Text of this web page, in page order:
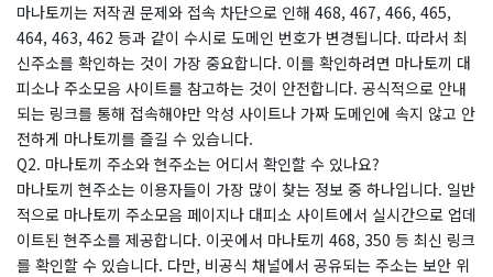
마나토끼는 저작권 문제와 접속 차단으로 인해 468, 467, 466, 465,
464, 463, 462 등과 같이 수시로 도메인 번호가 변경됩니다. 따라서 최
신주소를 확인하는 것이 가장 중요합니다. 이를 확인하려면 마나토끼 대
피소나 주소모음 사이트를 참고하는 것이 안전합니다. 공식적으로 안내
되는 링크를 통해 접속해야만 악성 사이트나 가짜 도메인에 속지 않고 안
전하게 마나토끼를 즐길 수 있습니다.
Q2. 마나토끼 주소와 현주소는 어디서 확인할 수 있나요?
마나토끼 현주소는 이용자들이 가장 많이 찾는 정보 중 하나입니다. 일반
적으로 마나토끼 주소모음 페이지나 대피소 사이트에서 실시간으로 업데
이트된 현주소를 제공합니다. 이곳에서 마나토끼 468, 350 등 최신 링크
를 확인할 수 있습니다. 다만, 비공식 채널에서 공유되는 주소는 보안 위